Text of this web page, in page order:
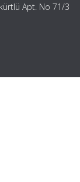
Apt. No 71/3